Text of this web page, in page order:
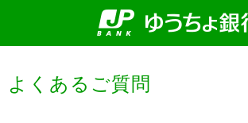
よくあるご質問